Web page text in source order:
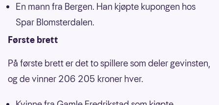
En mann fra Bergen. Han kjøpte kupongen hos
Spar Blomsterdalen.
Første brett
På første brett er det to spillere som deler gevinsten,
og de vinner 206 205 kroner hver.